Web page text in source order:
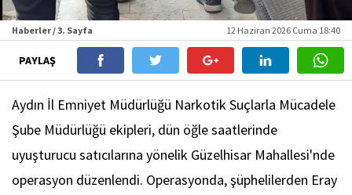
Haberler / 3. Sayfa 12 Haziran 2026 Cuma 18:40
PAYLAŞ
Aydın İl Emniyet Müdürlüğü Narkotik Suçlarla Mücadele
Şube Müdürlüğü ekipleri, dün öğle saatlerinde
uyuşturucu satıcılarına yönelik Güzelhisar Mahallesi'nde
operasyon düzenlendi. Operasyonda, şüphelilerden Eray